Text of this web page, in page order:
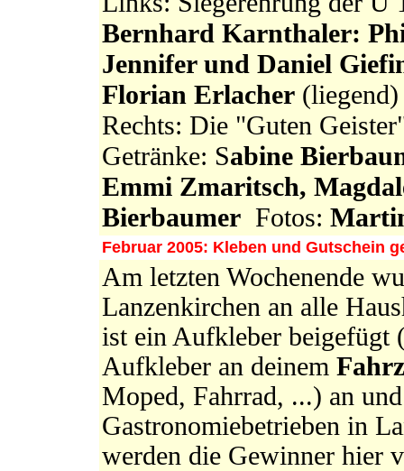
Bernhard Karnthaler:
Jennifer und Daniel
Florian Erlacher(liegend)
Rechts: Die "Guten
Getränke: Sabine
Emmi Zmaritsch,
Bierbaumer Fotos:
Februar 2005: Kleben und Gutschein
Am letzten Wochenende
Lanzenkirchen an alle
ist ein Aufkleber beigefügt
Aufkleber an deinem
Moped, Fahrrad, ...) an
Gastronomiebetrieben in
werden die Gewinner hier